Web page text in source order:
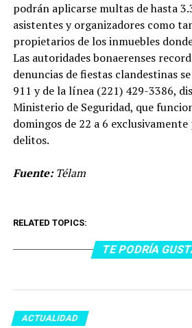
podrán aplicarse multas de hasta
asistentes y organizadores como
propietarios de los inmuebles
Las autoridades bonaerenses
denuncias de fiestas clandestinas
911 y de la línea (221) 429-3386,
Ministerio de Seguridad, que
domingos de 22 a 6
delitos.
Fuente:Télam
RELATED TOPICS:
TE PODRÍA
ACTUALIDAD